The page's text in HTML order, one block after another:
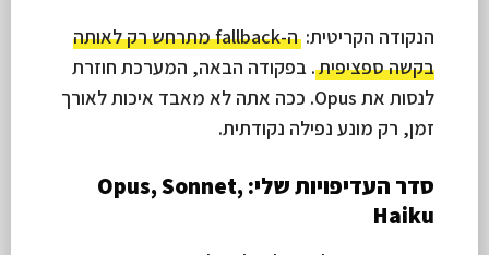
הנקודה הקריטית:
ה-fallback מתרחש רק לאותה
בקשה ספציפית. בפקודה הבאה, המערכת חוזרת
לנסות את Opus. ככה אתה לא מאבד איכות לאורך
זמן, רק מונע נפילה נקודתית.
סדר העדיפויות שלי: Opus, Sonnet,
Haiku